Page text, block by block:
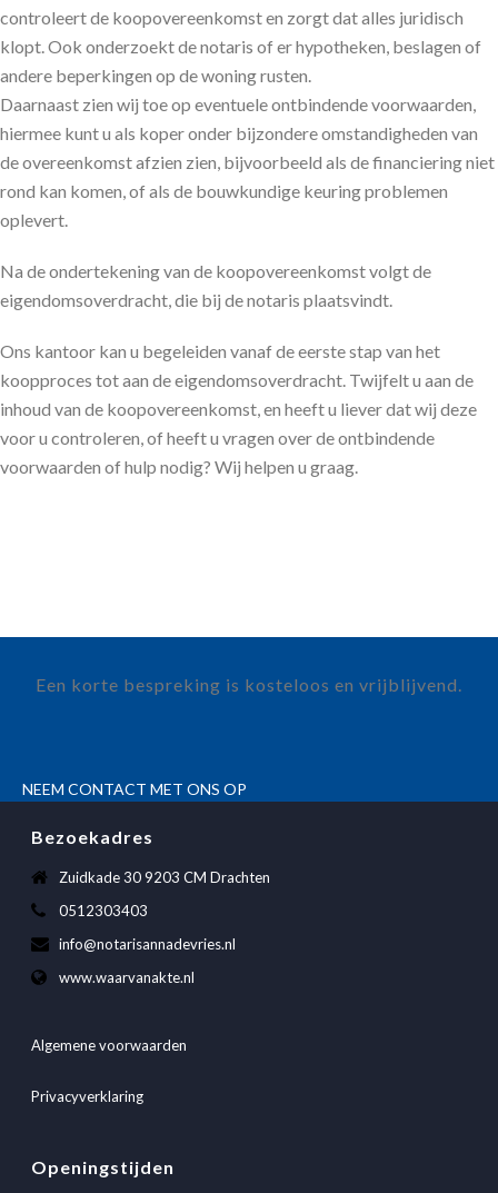
controleert de koopovereenkomst en zorgt dat alles juridisch
klopt. Ook onderzoekt de notaris of er hypotheken, beslagen of
andere beperkingen op de woning rusten.
Daarnaast zien wij toe op eventuele ontbindende voorwaarden,
hiermee kunt u als koper onder bijzondere omstandigheden van
de overeenkomst afzien zien, bijvoorbeeld als de financiering niet
rond kan komen, of als de bouwkundige keuring problemen
oplevert.
Na de ondertekening van de koopovereenkomst volgt de
eigendomsoverdracht, die bij de notaris plaatsvindt.
Ons kantoor kan u begeleiden vanaf de eerste stap van het
koopproces tot aan de eigendomsoverdracht. Twijfelt u aan de
inhoud van de koopovereenkomst, en heeft u liever dat wij deze
voor u controleren, of heeft u vragen over de ontbindende
voorwaarden of hulp nodig? Wij helpen u graag.
Een korte bespreking is kosteloos en vrijblijvend.
NEEM CONTACT MET ONS OP
Bezoekadres
Zuidkade 30 9203 CM Drachten
0512303403
info@notarisannadevries.nl
www.waarvanakte.nl
Algemene voorwaarden
Privacyverklaring
Openingstijden